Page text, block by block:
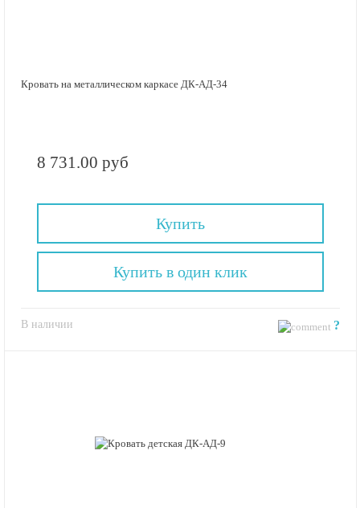
Кровать на металлическом каркасе ДК-АД-34
8 731.00 руб
Купить
В наличии ?
Купить в один клик